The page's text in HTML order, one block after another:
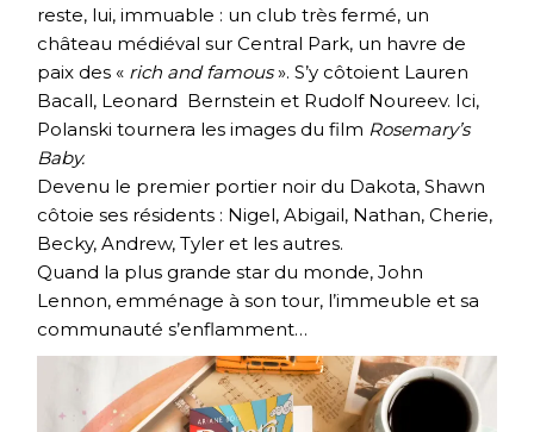
reste, lui, immuable : un club très fermé, un
château médiéval sur Central Park, un havre de
paix des « rich and famous». S’y côtoient Lauren
Bacall, Leonard Bernstein et Rudolf Noureev. Ici,
Polanski tournera les images du film Rosemary’s
Baby.
Devenu le premier portier noir du Dakota, Shawn
côtoie ses résidents : Nigel, Abigail, Nathan, Cherie,
Becky, Andrew, Tyler et les autres.
Quand la plus grande star du monde, John
Lennon, emménage à son tour, l’immeuble et sa
communauté s’enflamment…